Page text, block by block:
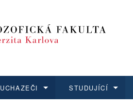
UCHAZEČI STUDUJÍCÍ